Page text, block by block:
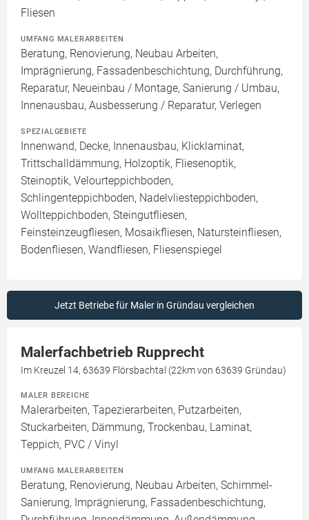
Fliesen
UMFANG MALERARBEITEN
Beratung, Renovierung, Neubau Arbeiten,
Imprägnierung, Fassadenbeschichtung, Durchführung,
Reparatur, Neueinbau / Montage, Sanierung / Umbau,
Innenausbau, Ausbesserung / Reparatur, Verlegen
SPEZIALGEBIETE
Innenwand, Decke, Innenausbau, Klicklaminat,
Trittschalldämmung, Holzoptik, Fliesenoptik,
Steinoptik, Velourteppichboden,
Schlingenteppichboden, Nadelvliesteppichboden,
Wollteppichboden, Steingutfliesen,
Feinsteinzeugfliesen, Mosaikfliesen, Natursteinfliesen,
Bodenfliesen, Wandfliesen, Fliesenspiegel
Jetzt Betriebe für Maler in Gründau vergleichen
Malerfachbetrieb Rupprecht
Im Kreuzel 14, 63639 Flörsbachtal (22km von 63639 Gründau)
MALER BEREICHE
Malerarbeiten, Tapezierarbeiten, Putzarbeiten,
Stuckarbeiten, Dämmung, Trockenbau, Laminat,
Teppich, PVC / Vinyl
UMFANG MALERARBEITEN
Beratung, Renovierung, Neubau Arbeiten, Schimmel-
Sanierung, Imprägnierung, Fassadenbeschichtung,